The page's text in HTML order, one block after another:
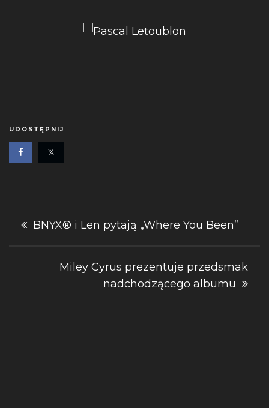
UDOSTĘPNIJ
Nawigacja
BNYX® i Len pytają „Where You Been”
Miley Cyrus prezentuje przedsmak
nadchodzącego albumu